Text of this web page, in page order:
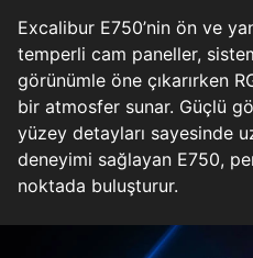
Excalibur E750’nin ön ve
temperli cam paneller,
görünümle öne çıkarırken
bir atmosfer sunar. Güçlü
yüzey detayları sayesinde
deneyimi sağlayan E750,
noktada buluşturur.